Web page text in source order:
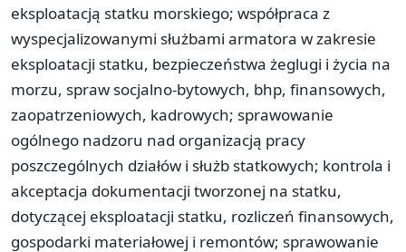
eksploatacją statku morskiego; współpraca z
wyspecjalizowanymi służbami armatora w zakresie
eksploatacji statku, bezpieczeństwa żeglugi i życia na
morzu, spraw socjalno-bytowych, bhp, finansowych,
zaopatrzeniowych, kadrowych; sprawowanie
ogólnego nadzoru nad organizacją pracy
poszczególnych działów i służb statkowych; kontrola i
akceptacja dokumentacji tworzonej na statku,
dotyczącej eksploatacji statku, rozliczeń finansowych,
gospodarki materiałowej i remontów; sprawowanie